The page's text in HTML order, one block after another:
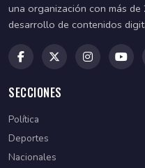
una organización con más
desarrollo de contenidos
SECCIONES
Política
Deportes
Nacionales